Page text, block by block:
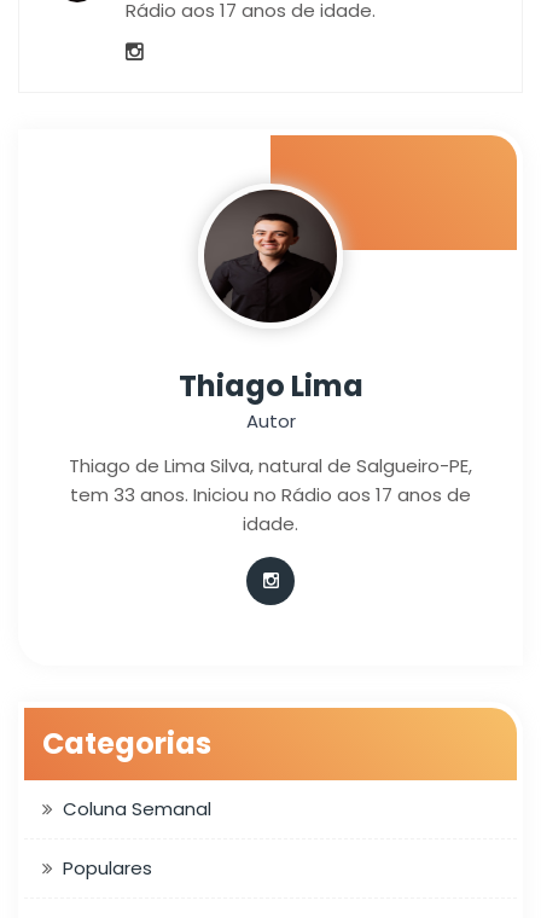
Rádio aos 17 anos de idade.
Thiago Lima
Autor
Thiago de Lima Silva, natural de Salgueiro-PE,
tem 33 anos. Iniciou no Rádio aos 17 anos de
idade.
Categorias
Coluna Semanal
Populares